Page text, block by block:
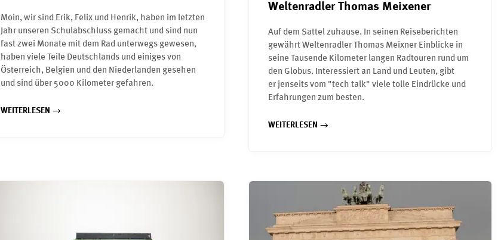
Moin, wir sind Erik, Felix und Henrik, haben im letzten
Jahr unseren Schulabschluss gemacht und sind nun
fast zwei Monate mit dem Rad unterwegs gewesen,
haben viele Teile Deutschlands und einiges von
Österreich, Belgien und den Niederlanden gesehen
und sind über 5000 Kilometer gefahren.
WEITERLESEN
Weltenradler Thomas Meixener
Auf dem Sattel zuhause. In seinen Reiseberichten
gewährt Weltenradler Thomas Meixner Einblicke in
seine Tausende Kilometer langen Radtouren rund um
den Globus. Interessiert an Land und Leuten, gibt
er jenseits vom "tech talk" viele tolle Eindrücke und
Erfahrungen zum besten.
WEITERLESEN